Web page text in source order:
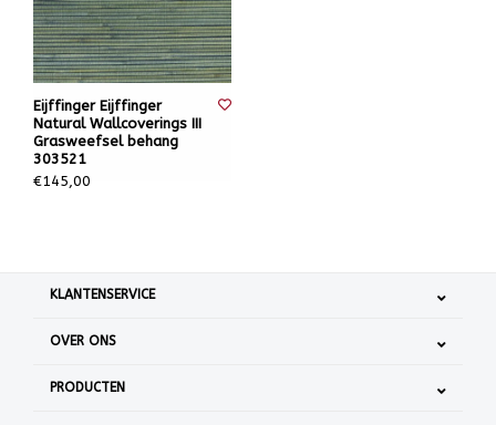
Eijffinger Eijffinger
Natural Wallcoverings III
Grasweefsel behang
303521
€145,00
KLANTENSERVICE
OVER ONS
PRODUCTEN